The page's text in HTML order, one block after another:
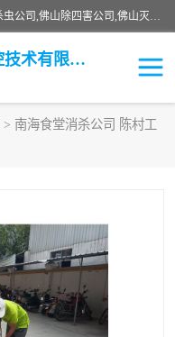
佛山白蚁防治公司,佛山白蚁防治哪家好,佛山杀虫公司,佛山除四害公司,佛山灭白蚁公司,佛山白蚁防治佛山儒创有害生物防治有限公司是一家佛山杀虫公司、佛山除四害公司、佛山灭白蚁公司、佛山白蚁防治公司，让您远离虫害困扰。要问佛山白蚁防治哪家好？佛山儒创有害生物防治有限公司全佛山、广州，正规公司，上门勘查，可靠，售后有保障。
佛山儒创有害生物防控技术有限公司
> 南海食堂消杀公司 陈村工
堂消杀
区消杀